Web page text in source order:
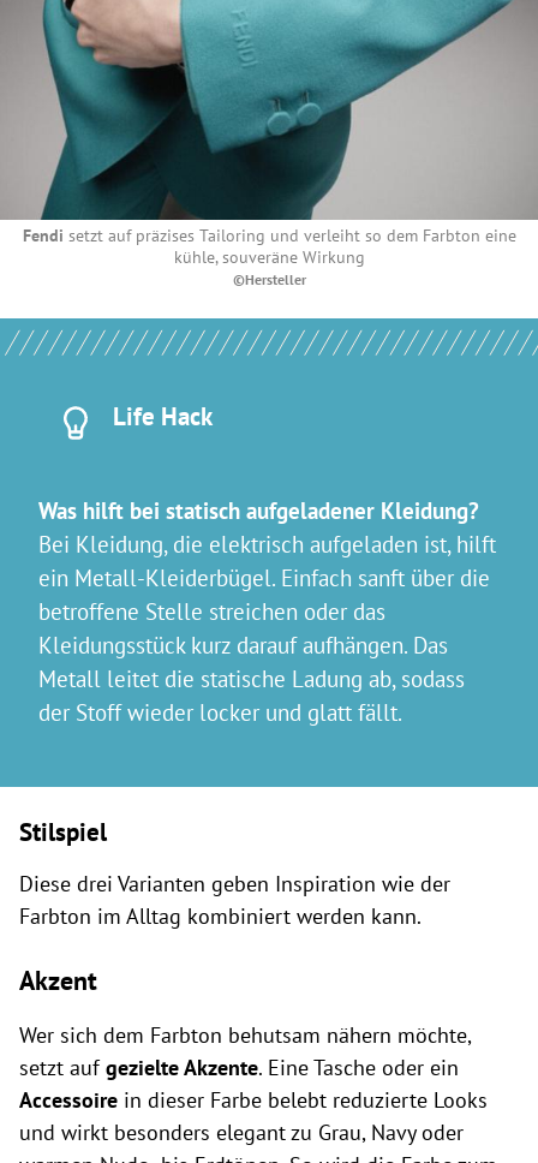
Fendi setzt auf präzises Tailoring und verleiht so dem Farbton eine
kühle, souveräne Wirkung
©Hersteller
Life Hack
Was hilft bei statisch aufgeladener Kleidung?
Bei Kleidung, die elektrisch aufgeladen ist, hilft
ein Metall-Kleiderbügel. Einfach sanft über die
betroffene Stelle streichen oder das
Kleidungsstück kurz darauf aufhängen. Das
Metall leitet die statische Ladung ab, sodass
der Stoff wieder locker und glatt fällt.
Stilspiel
Diese drei Varianten geben Inspiration wie der
Farbton im Alltag kombiniert werden kann.
Akzent
Wer sich dem Farbton behutsam nähern möchte,
setzt aufgezielte Akzente. Eine Tasche oder ein
Accessoire in dieser Farbe belebt reduzierte Looks
und wirkt besonders elegant zu Grau, Navy oder